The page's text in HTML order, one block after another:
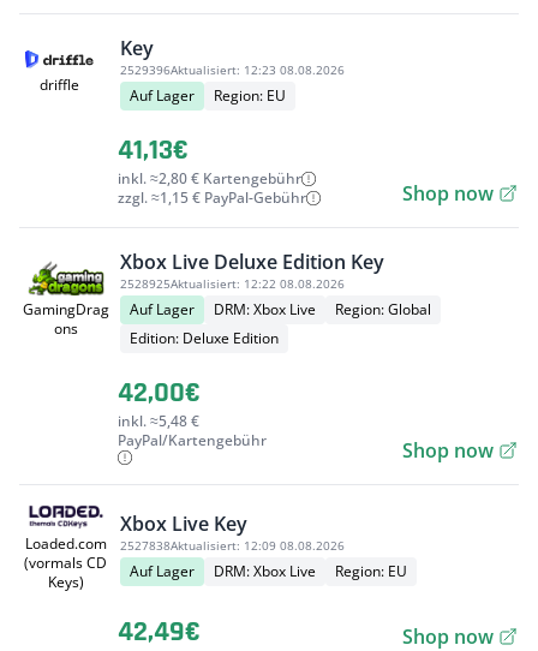
driffle
Key
2529396Aktualisiert: 12:23 08.08.2026
Auf Lager Region: EU
41,13€
inkl. ≈2,80 € Kartengebühr
zzgl. ≈1,15 € PayPal-Gebühr
Shop now
GamingDrag
ons
Xbox Live Deluxe Edition Key
2528925Aktualisiert: 12:22 08.08.2026
Auf Lager DRM: Xbox Live
Region: Global
Edition: Deluxe Edition
42,00€
inkl. ≈5,48 €
PayPal/Kartengebühr
Shop now
Loaded.com
(vormals CD
Keys)
Xbox Live Key
2527838Aktualisiert: 12:09 08.08.2026
Auf Lager DRM: Xbox Live Region: EU
42,49€ Shop now